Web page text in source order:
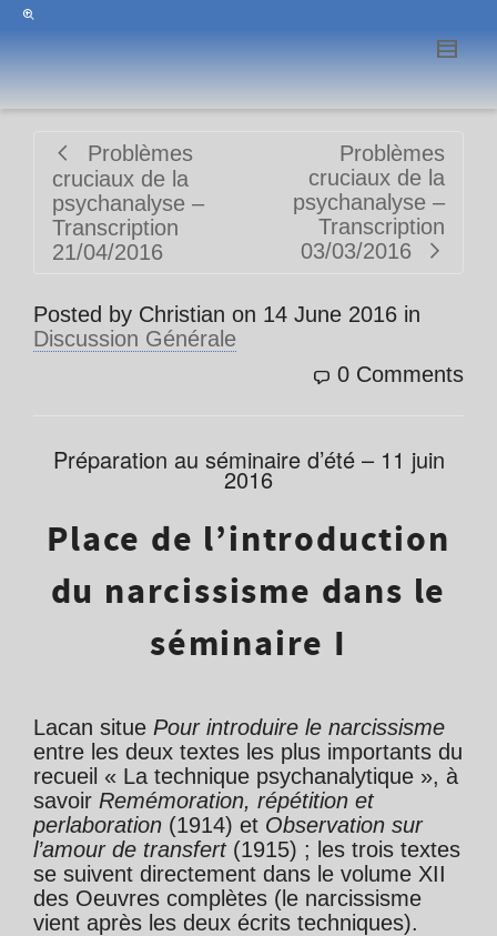
Problèmes
cruciaux de la
psychanalyse –
Transcription
21/04/2016
Problèmes
cruciaux de la
psychanalyse –
Transcription
03/03/2016
Posted by Christian on 14 June 2016 in
Discussion Générale
0 Comments
Préparation au séminaire d’été – 11 juin
2016
Place de l’introduction
du narcissisme dans le
séminaire I
Lacan situe Pour introduire le narcissisme
entre les deux textes les plus importants du
recueil « La technique psychanalytique », à
savoir Remémoration, répétition et
perlaboration (1914) et Observation sur
l’amour de transfert(1915) ; les trois textes
se suivent directement dans le volume XII
des Oeuvres complètes (le narcissisme
vient après les deux écrits techniques).